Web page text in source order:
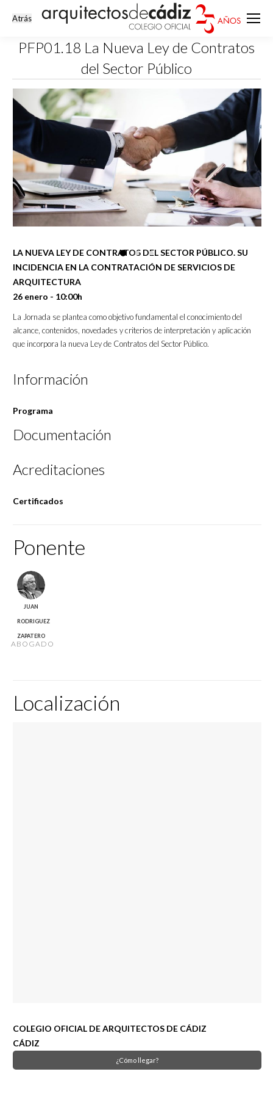
PFP01.18 La Nueva Ley de Contratos
del Sector Público
LA NUEVA LEY DE CONTRATOS DEL SECTOR PÚBLICO. SU
INCIDENCIA EN LA CONTRATACIÓN DE SERVICIOS DE
ARQUITECTURA
26 enero - 10:00h
La Jornada se plantea como objetivo fundamental el conocimiento del
alcance, contenidos, novedades y criterios de interpretación y aplicación
que incorpora la nueva Ley de Contratos del Sector Público.
Información
Programa
Documentación
Acreditaciones
Certificados
Ponente
JUAN
RODRIGUEZ
ZAPATERO
ABOGADO
Localización
COLEGIO OFICIAL DE ARQUITECTOS DE CÁDIZ
CÁDIZ
¿Cómo llegar?